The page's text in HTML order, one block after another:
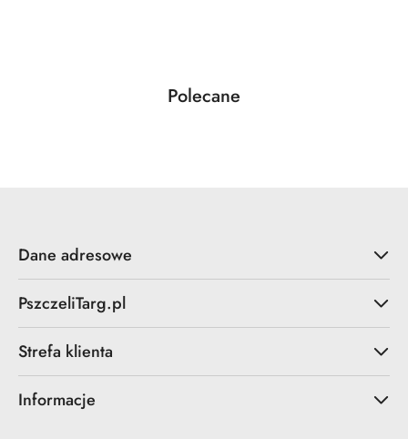
Pomiń karuzelę produktów
Produkty
Polecane
Dane adresowe
PszczeliTarg.pl
Strefa klienta
Informacje